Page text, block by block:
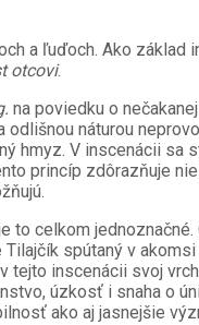
a ľuďoch. Ako základ
otcovi.
na poviedku o
náturou
hmyz. V inscenácii sa
princíp zdôrazňuje
to celkom
spútaný v
tejto inscenácii svoj
úzkosť i snaha o
ako aj jasnejšie